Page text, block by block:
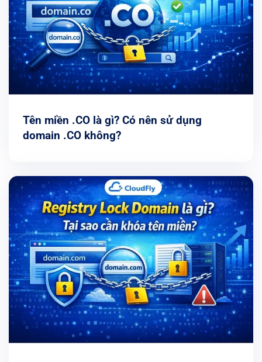
Tên miền .CO là gì? Có nên sử dụng
domain .CO không?